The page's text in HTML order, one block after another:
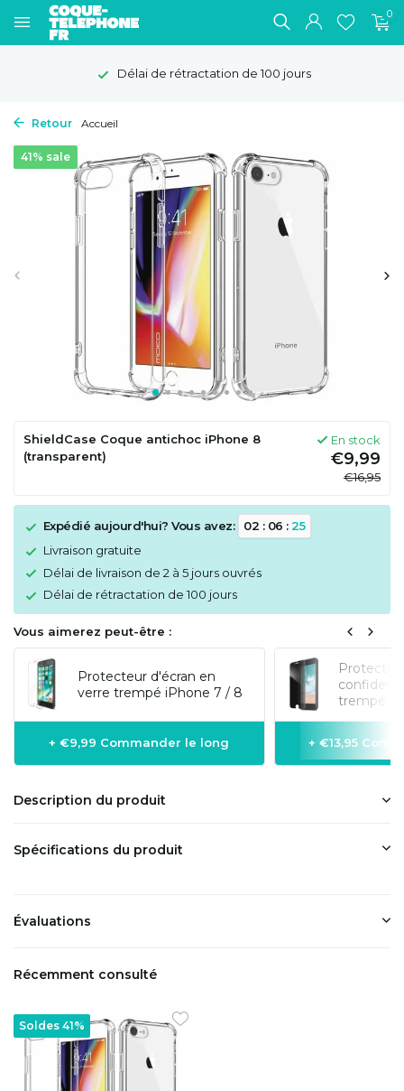
0
Délai de rétractation de 100 jours
Retour Accueil
41% sale
ShieldCase Coque antichoc iPhone 8
(transparent)
En stock
€9,99
€16,95
Expédié aujourd'hui? Vous avez: 02 : 06 :25
Livraison gratuite
Délai de livraison de 2 à 5 jours ouvrés
Délai de rétractation de 100 jours
Vous aimerez peut-être :
Protecteur d'écran en
verre trempé iPhone 7 / 8
+ €9,99 Commander le long
trempé
+ €13,95
Description du produit
Spécifications du produit
Évaluations
Récemment consulté
Soldes 41%